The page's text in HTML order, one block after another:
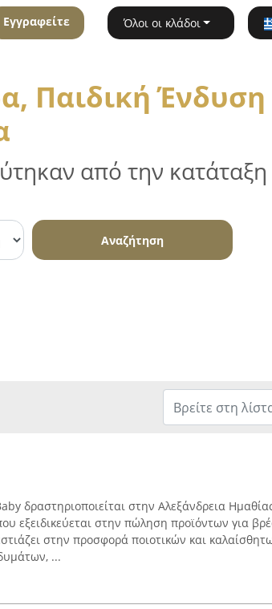
Εγγραφείτε Όλοι οι κλάδοι
Παιδική Ένδυση
από την κατάταξη
Αναζήτηση
δραστηριοποιείται στην Αλεξάνδρεια
εξειδικεύεται στην πώληση προϊόντων για
στην προσφορά ποιοτικών και
...